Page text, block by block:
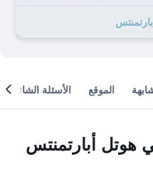
الموقع الأسئلة الشائعة
أبارتمنتس